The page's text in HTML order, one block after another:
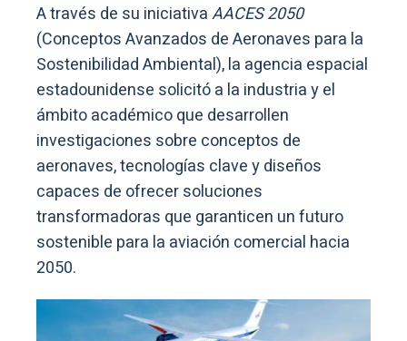
A través de su iniciativaAACES 2050
(Conceptos Avanzados de Aeronaves para la
Sostenibilidad Ambiental), la agencia espacial
estadounidense solicitó a la industria y el
ámbito académico que desarrollen
investigaciones sobre conceptos de
aeronaves, tecnologías clave y diseños
capaces de ofrecer soluciones
transformadoras que garanticen un futuro
sostenible para la aviación comercial hacia
2050.